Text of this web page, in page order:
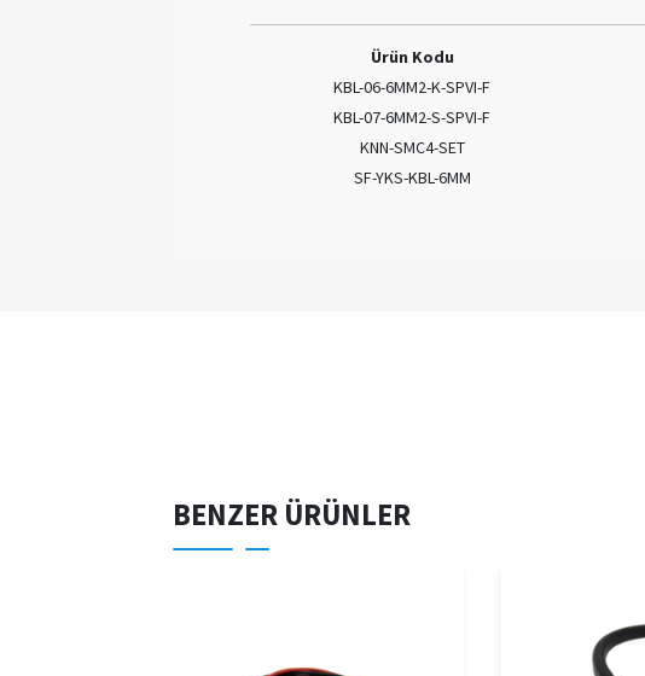
Ürün Kodu
KBL-06-6MM2-K-SPVI-F
KBL-07-6MM2-S-SPVI-F
KNN-SMC4-SET
SF-YKS-KBL-6MM
BENZER ÜRÜNLER